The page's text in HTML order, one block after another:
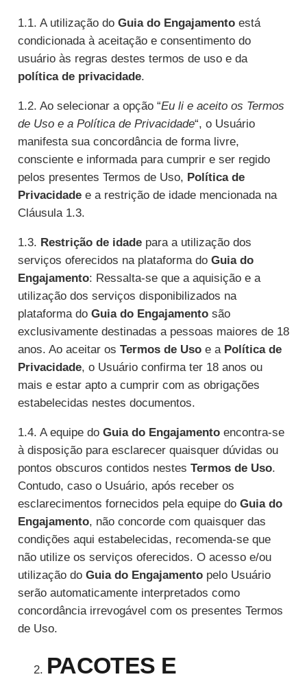
1.1. A utilização do Guia do Engajamentoestá
condicionada à aceitação e consentimento do
usuário às regras destes termos de uso e da
política de privacidade.
1.2. Ao selecionar a opção “Eu li e aceito os Termos
de Uso e a Política de Privacidade“, o Usuário
manifesta sua concordância de forma livre,
consciente e informada para cumprir e ser regido
pelos presentes Termos de Uso, Política de
Privacidadee a restrição de idade mencionada na
Cláusula 1.3.
1.3. Restrição de idadepara a utilização dos
serviços oferecidos na plataforma do Guia do
Engajamento: Ressalta-se que a aquisição e a
utilização dos serviços disponibilizados na
plataforma do Guia do Engajamentosão
exclusivamente destinadas a pessoas maiores de 18
anos. Ao aceitar os Termos de Usoe a Política de
Privacidade, o Usuário confirma ter 18 anos ou
mais e estar apto a cumprir com as obrigações
estabelecidas nestes documentos.
1.4. A equipe do Guia do Engajamentoencontra-se
à disposição para esclarecer quaisquer dúvidas ou
pontos obscuros contidos nestes Termos de Uso.
Contudo, caso o Usuário, após receber os
esclarecimentos fornecidos pela equipe do Guia do
Engajamento, não concorde com quaisquer das
condições aqui estabelecidas, recomenda-se que
não utilize os serviços oferecidos. O acesso e/ou
utilização do Guia do Engajamentopelo Usuário
serão automaticamente interpretados como
concordância irrevogável com os presentes Termos
de Uso.
PACOTES E